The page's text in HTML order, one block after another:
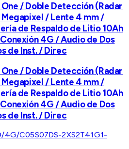
One / Doble Detección (Radar
Megapixel / Lente 4 mm /
de Respaldo de Litio 10Ah
Conexión 4G / Audio de Dos
de Inst. / Direc
One / Doble Detección (Radar
Megapixel / Lente 4 mm /
de Respaldo de Litio 10Ah
Conexión 4G / Audio de Dos
de Inst. / Direc
4G/C05S07DS-2XS2T41G1-